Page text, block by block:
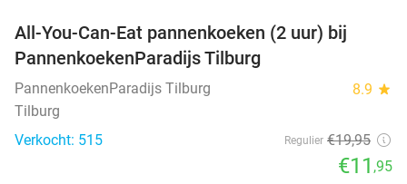
All-You-Can-Eat pannenkoeken (2 uur) bij
PannenkoekenParadijs Tilburg
PannenkoekenParadijs Tilburg 8.9 star
Tilburg
Verkocht: 515
Regulier €19,95
€11 ,95